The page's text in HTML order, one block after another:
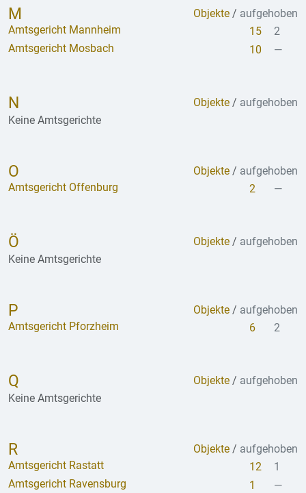
M Objekte / aufgehoben
Amtsgericht Mannheim
15
2
Amtsgericht Mosbach
10 —
N Objekte / aufgehoben
Keine Amtsgerichte
O Objekte / aufgehoben
Amtsgericht Offenburg
2 —
Ö Objekte / aufgehoben
Keine Amtsgerichte
P Objekte / aufgehoben
Amtsgericht Pforzheim
6 2
Q Objekte / aufgehoben
Keine Amtsgerichte
R Objekte / aufgehoben
Amtsgericht Rastatt
12
1
Amtsgericht Ravensburg
1
—